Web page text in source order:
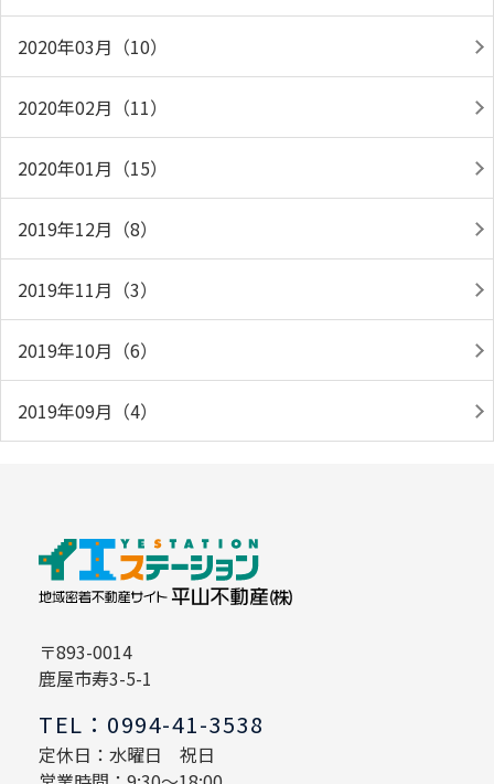
2020年03月（10）
2020年02月（11）
2020年01月（15）
2019年12月（8）
2019年11月（3）
2019年10月（6）
2019年09月（4）
〒893-0014
鹿屋市寿3-5-1
TEL：0994-41-3538
定休日：水曜日 祝日